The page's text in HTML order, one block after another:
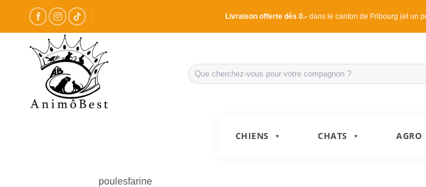
contenu
Livraison offerte dès 0.- dans le canton de Fribourg (et un
Recherche
pour :
CHIENS CHATS AGRO
poulesfarine